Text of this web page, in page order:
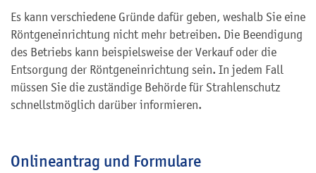
Es kann verschiedene Gründe dafür geben, weshalb Sie eine
Röntgeneinrichtung nicht mehr betreiben. Die Beendigung
des Betriebs kann beispielsweise der Verkauf oder die
Entsorgung der Röntgeneinrichtung sein. In jedem Fall
müssen Sie die zuständige Behörde für Strahlenschutz
schnellstmöglich darüber informieren.
Onlineantrag und Formulare